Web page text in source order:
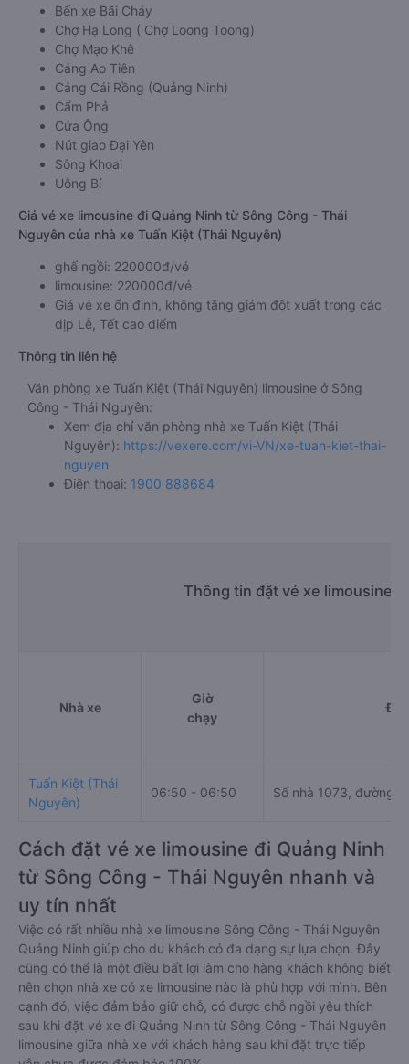
Bến xe Bãi Cháy
Chợ Hạ Long ( Chợ Loong Toong)
Chợ Mạo Khê
Cảng Ao Tiên
Cảng Cái Rồng (Quảng Ninh)
Cẩm Phả
Cửa Ông
Nút giao Đại Yên
Sông Khoai
Uông Bí
Giá vé xe limousine đi Quảng Ninh từ Sông Công - Thái
Nguyên của nhà xe Tuấn Kiệt (Thái Nguyên)
ghế ngồi: 220000đ/vé
limousine: 220000đ/vé
Giá vé xe ổn định, không tăng giảm đột xuất trong các
dịp Lễ, Tết cao điểm
Thông tin liên hệ
Văn phòng xe Tuấn Kiệt (Thái Nguyên) limousine ở Sông
Công - Thái Nguyên:
Xem địa chỉ văn phòng nhà xe Tuấn Kiệt (Thái
Nguyên): https://vexere.com/vi-VN/xe-tuan-kiet-thai-
nguyen
Điện thoại: 1900 888684
Thông tin đặt vé xe limousine
Nhà xe
Giờ
chạy
Tuấn Kiệt (Thái
Nguyên)
06:50 - 06:50 Số nhà 1073, đường
Cách đặt vé xe limousine đi Quảng Ninh
từ Sông Công - Thái Nguyên nhanh và
uy tín nhất
Việc có rất nhiều nhà xe limousine Sông Công - Thái Nguyên
Quảng Ninh giúp cho du khách có đa dạng sự lựa chọn. Đây
cũng có thể là một điều bất lợi làm cho hàng khách không biết
nên chọn nhà xe có xe limousine nào là phù hợp với mình. Bên
cạnh đó, việc đảm bảo giữ chỗ, có được chỗ ngồi yêu thích
sau khi đặt vé xe đi Quảng Ninh từ Sông Công - Thái Nguyên
limousine giữa nhà xe với khách hàng sau khi đặt trực tiếp